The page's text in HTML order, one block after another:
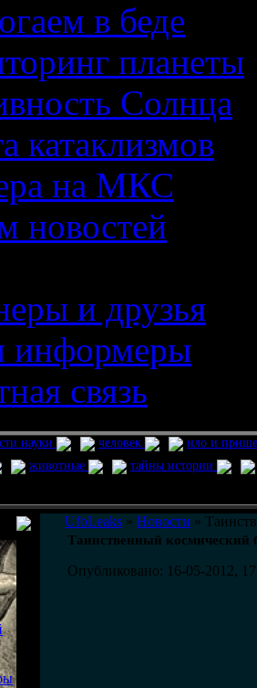
в беде
планеты
Солнца
катаклизмов
на МКС
новостей
и друзья
информеры
связь
науки человек
нло и
животные
тайны истории
UfoLeaks » Новости »
Таинственный космический
Опубликовано: 16-05-2012,